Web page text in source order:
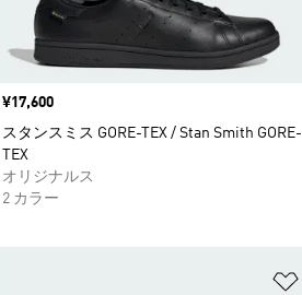
価格
¥17,600
スタンスミス GORE-TEX / Stan Smith GORE-
TEX
オリジナルス
2 カラー